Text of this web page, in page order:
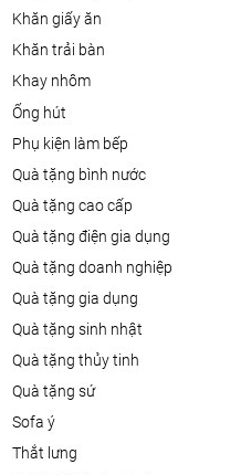
khăn giấy ăn
khăn trải bàn
khay nhôm
ống hút
phụ kiện làm bếp
quà tặng bình nước
quà tặng cao cấp
quà tặng điện gia dụng
quà tặng doanh nghiệp
quà tặng gia dụng
quà tặng sinh nhật
quà tặng thủy tinh
quà tặng sứ
sofa ý
thắt lưng